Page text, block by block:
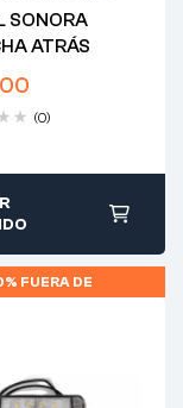
SONORA
ATRÁS
(0)
FUERA DE